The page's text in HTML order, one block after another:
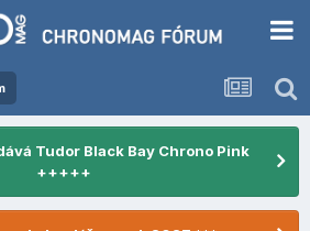
Tudor Black Bay Chrono Pink
+++++